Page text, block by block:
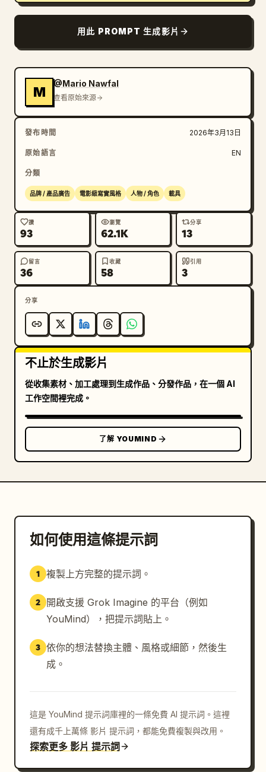
用此 PROMPT 生成影片
M
@Mario Nawfal
查看原始來源
發布時間 2026年3月13日
原始語言 EN
分類
品牌 / 產品廣告 電影級寫實風格 人物 / 角色 載具
讚
93
瀏覽
62.1K
分享
13
留言
36
收藏
58
引用
3
分享
不止於生成影片
從收集素材、加工處理到生成作品、分發作品，在一個 AI
工作空間裡完成。
了解 YOUMIND
如何使用這條提示詞
1 複製上方完整的提示詞。
2
開啟支援 Grok Imagine 的平台（例如
YouMind），把提示詞貼上。
3 依你的想法替換主體、風格或細節，然後生
成。
這是 YouMind 提示詞庫裡的一條免費 AI 提示詞。這裡
還有成千上萬條 影片 提示詞，都能免費複製與改用。
探索更多 影片 提示詞